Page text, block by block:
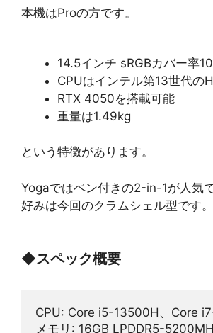
本機はProの方です。
14.5インチ sRGBカバー率
CPUはインテル第13世代の
RTX 4050を搭載可能
重量は1.49kg
という特徴があります。
Yogaではペン付きの2-in-1が人気
好みは今回のクラムシェル型です。
◆スペック概要
CPU: Core i5-13500H、Core
メモリ: 16GB LPDDR5-